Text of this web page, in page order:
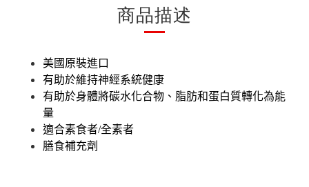
商品描述
美國原裝進口
有助於維持神經系統健康
有助於身體將碳水化合物、脂肪和蛋白質轉化為能
量
適合素食者/全素者
膳食補充劑